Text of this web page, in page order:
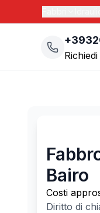
Bairo
Costi
Diritto di